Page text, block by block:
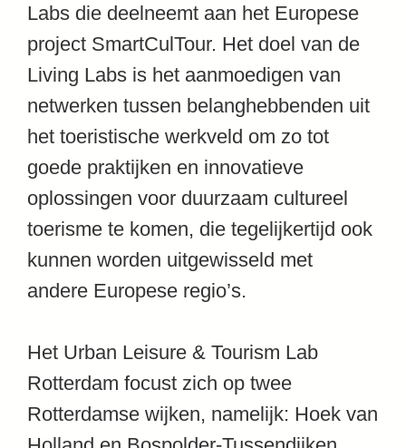
Labs die deelneemt aan het Europese
project SmartCulTour. Het doel van de
Living Labs is het aanmoedigen van
netwerken tussen belanghebbenden uit
het toeristische werkveld om zo tot
goede praktijken en innovatieve
oplossingen voor duurzaam cultureel
toerisme te komen, die tegelijkertijd ook
kunnen worden uitgewisseld met
andere Europese regio’s.
Het Urban Leisure & Tourism Lab
Rotterdam focust zich op twee
Rotterdamse wijken, namelijk: Hoek van